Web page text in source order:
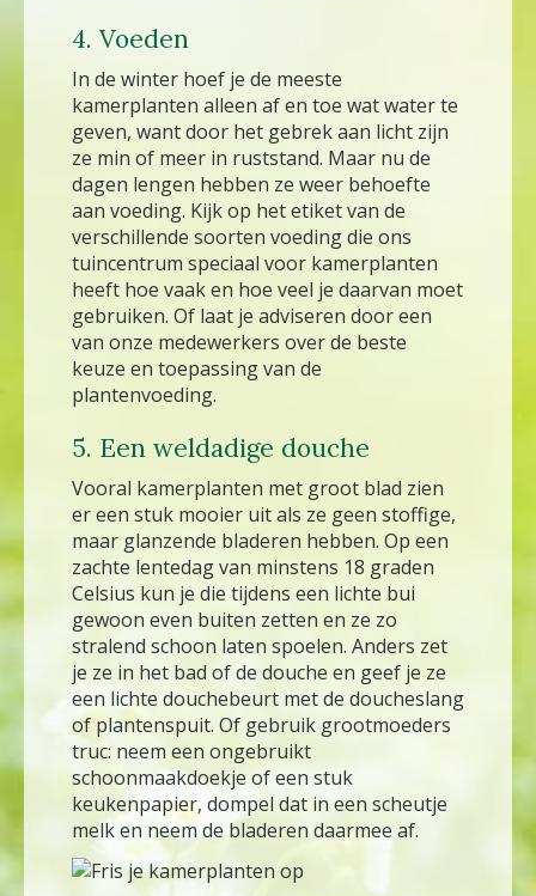
4. Voeden
In de winter hoef je de meeste
kamerplanten alleen af en toe wat water te
geven, want door het gebrek aan licht zijn
ze min of meer in ruststand. Maar nu de
dagen lengen hebben ze weer behoefte
aan voeding. Kijk op het etiket van de
verschillende soorten voeding die ons
tuincentrum speciaal voor kamerplanten
heeft hoe vaak en hoe veel je daarvan moet
gebruiken. Of laat je adviseren door een
van onze medewerkers over de beste
keuze en toepassing van de
plantenvoeding.
5. Een weldadige douche
Vooral kamerplanten met groot blad zien
er een stuk mooier uit als ze geen stoffige,
maar glanzende bladeren hebben. Op een
zachte lentedag van minstens 18 graden
Celsius kun je die tijdens een lichte bui
gewoon even buiten zetten en ze zo
stralend schoon laten spoelen. Anders zet
je ze in het bad of de douche en geef je ze
een lichte douchebeurt met de doucheslang
of plantenspuit. Of gebruik grootmoeders
truc: neem een ongebruikt
schoonmaakdoekje of een stuk
keukenpapier, dompel dat in een scheutje
melk en neem de bladeren daarmee af.